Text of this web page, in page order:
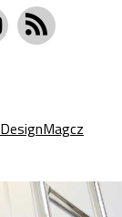
DesignMagcz